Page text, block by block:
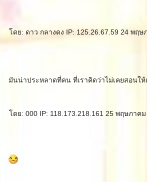
ดย: ดาว กลางดง IP: 125.26.67.59 24 พฤษ
มันน่าประหลาดที่คน ที่เราคิดว่าไม่เคยสอนให้
ดย: 000 IP: 118.173.218.161 25 พฤษภาคม